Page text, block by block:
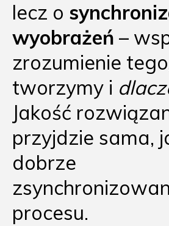
lecz o
wyobrażeń –
zrozumienie
tworzymy i
Jakość
przyjdzie sama,
dobrze
procesu.